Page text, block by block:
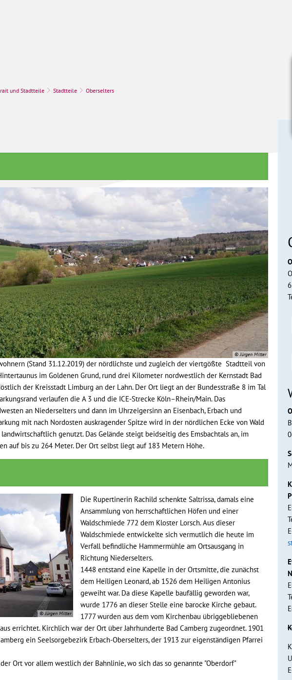
Bauen, Umwelt &
und Stadtteile Stadtteile Oberselters
© Jürgen Mitter
(Stand 31.12.2019) der nördlichste und zugleich der viertgößte Stadtteil von
im Goldenen Grund, rund drei Kilometer nordwestlich der Kernstadt Bad
der Kreisstadt Limburg an der Lahn. Der Ort liegt an der Bundesstraße 8 im Tal
verlaufen die A 3 und die ICE-Strecke Köln–Rhein/Main. Das
an Niederselters und dann im Uhrzeigersinn an Eisenbach, Erbach und
mit nach Nordosten auskragender Spitze wird in der nördlichen Ecke von Wald
genutzt. Das Gelände steigt beidseitig des Emsbachtals an, im
auf bis zu 264 Meter. Der Ort selbst liegt auf 183 Metern Höhe.
© Jürgen Mitter
Die Rupertinerin Rachild schenkte Saltrissa, damals eine
Ansammlung von herrschaftlichen Höfen und einer
Waldschmiede 772 dem Kloster Lorsch. Aus dieser
Waldschmiede entwickelte sich vermutlich die heute im
Verfall befindliche Hammermühle am Ortsausgang in
Richtung Niederselters.
1448 entstand eine Kapelle in der Ortsmitte, die zunächst
dem Heiligen Leonard, ab 1526 dem Heiligen Antonius
geweiht war. Da diese Kapelle baufällig geworden war,
wurde 1776 an dieser Stelle eine barocke Kirche gebaut.
1777 wurden aus dem vom Kirchenbau übriggebliebenen
errichtet. Kirchlich war der Ort über Jahrhunderte Bad Camberg zugeordnet. 1901
ein Seelsorgebezirk Erbach-Oberselters, der 1913 zur eigenständigen Pfarrei
Ort vor allem westlich der Bahnlinie, wo sich das so genannte "Oberdorf"